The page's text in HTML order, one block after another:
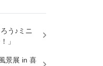
う♪ミニ
」
景展 in 喜